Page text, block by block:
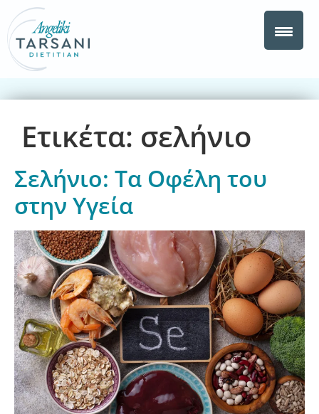
Ετικέτα: σελήνιο
Σελήνιο: Τα Οφέλη του
στην Υγεία